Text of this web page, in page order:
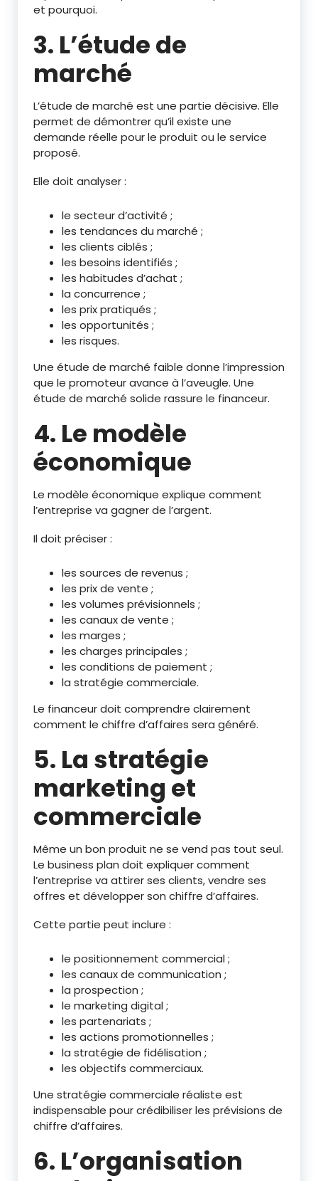
et pourquoi.
3. L’étude de
marché
L’étude de marché est une partie décisive. Elle
permet de démontrer qu’il existe une
demande réelle pour le produit ou le service
proposé.
Elle doit analyser :
le secteur d’activité ;
les tendances du marché ;
les clients ciblés ;
les besoins identifiés ;
les habitudes d’achat ;
la concurrence ;
les prix pratiqués ;
les opportunités ;
les risques.
Une étude de marché faible donne l’impression
que le promoteur avance à l’aveugle. Une
étude de marché solide rassure le financeur.
4. Le modèle
économique
Le modèle économique explique comment
l’entreprise va gagner de l’argent.
Il doit préciser :
les sources de revenus ;
les prix de vente ;
les volumes prévisionnels ;
les canaux de vente ;
les marges ;
les charges principales ;
les conditions de paiement ;
la stratégie commerciale.
Le financeur doit comprendre clairement
comment le chiffre d’affaires sera généré.
5. La stratégie
marketing et
commerciale
Même un bon produit ne se vend pas tout seul.
Le business plan doit expliquer comment
l’entreprise va attirer ses clients, vendre ses
offres et développer son chiffre d’affaires.
Cette partie peut inclure :
le positionnement commercial ;
les canaux de communication ;
la prospection ;
le marketing digital ;
les partenariats ;
les actions promotionnelles ;
la stratégie de fidélisation ;
les objectifs commerciaux.
Une stratégie commerciale réaliste est
indispensable pour crédibiliser les prévisions de
chiffre d’affaires.
6. L’organisation